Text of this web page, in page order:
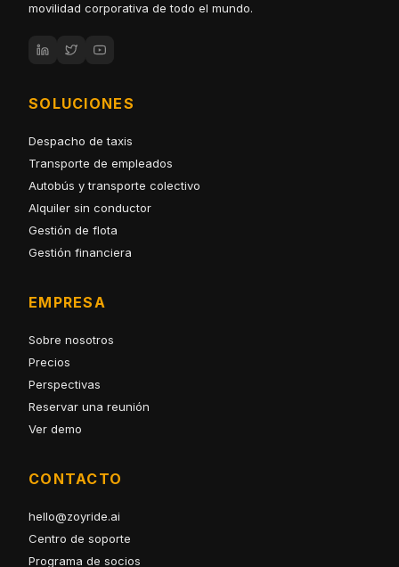
movilidad corporativa de todo el mundo.
SOLUCIONES
Despacho de taxis
Transporte de empleados
Autobús y transporte colectivo
Alquiler sin conductor
Gestión de flota
Gestión financiera
EMPRESA
Sobre nosotros
Precios
Perspectivas
Reservar una reunión
Ver demo
CONTACTO
hello@zoyride.ai
Centro de soporte
Programa de socios